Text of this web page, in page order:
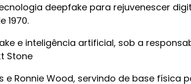
deepfake para rejuvenescer
1970.
e inteligência artificial, sob a
Stone
Ronnie Wood, servindo de base física